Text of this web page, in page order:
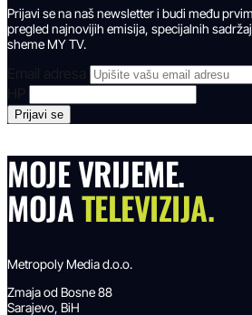
Prijavi se na naš newsletter i budi među
pregled najnovijih emisija, specijalnih
sheme MY TV.
Email adresa
MOJE VRIJEME.
MOJATELEVIZIJA.
Metropoly Media d.o.o.
Zmaja od Bosne 88
Sarajevo, BiH